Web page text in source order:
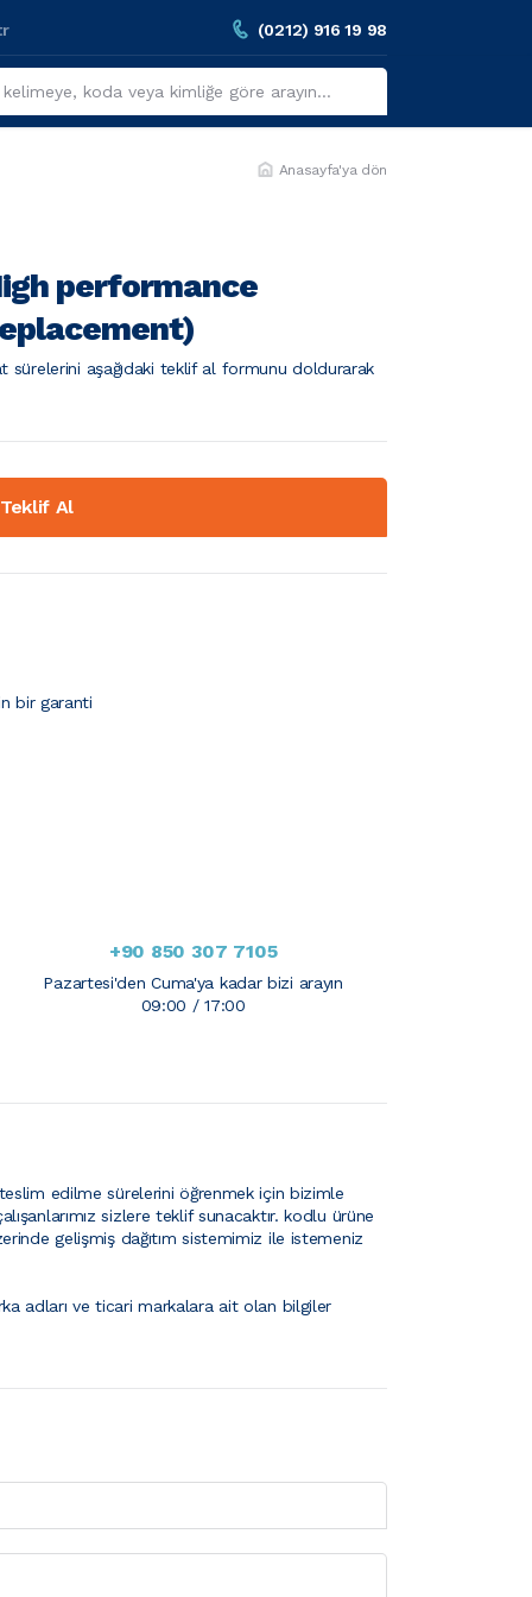
(0212) 916 19 98
Anasayfa'ya dön
performance
sürelerini aşağıdaki teklif al formunu doldurarak
Teklif Al
bir garanti
+90 850 307 7105
Pazartesi'den Cuma'ya kadar bizi arayın
09:00 / 17:00
edilme sürelerini öğrenmek için bizimle
sizlere teklif sunacaktır.kodlu ürüne
gelişmiş dağıtım sistemimiz ile istemeniz
adları ve ticari markalara ait olan bilgiler